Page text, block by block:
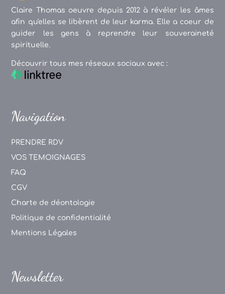
Claire Thomas oeuvre depuis 2012 à révéler les âmes
afin qu'elles se libèrent de leur karma. Elle a coeur de
guider les gens à reprendre leur souveraineté
spirituelle.
Découvrir tous mes réseaux sociaux avec :
Navigation
PRENDRE RDV
VOS TEMOIGNAGES
FAQ
CGV
Charte de déontologie
Politique de confidentialité
Mentions Légales
Newsletter